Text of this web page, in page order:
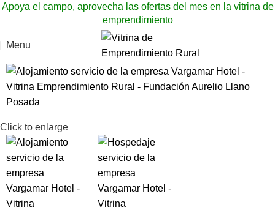
Apoya el campo, aprovecha las ofertas del mes en la vitrina de
emprendimiento
Menu
Click to enlarge